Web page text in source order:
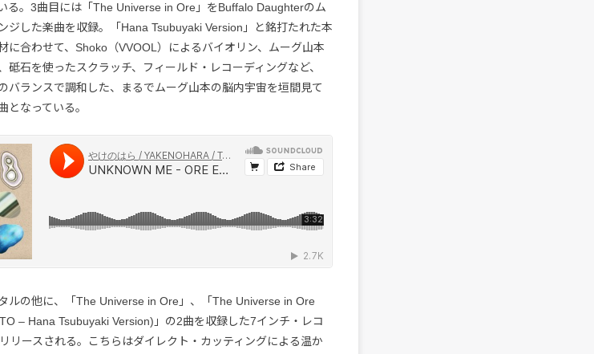
る。3曲目には「The Universe in Ore」をBuffalo Daughterのム
ジした楽曲を収録。「Hana Tsubuyaki Version」と銘打たれた本
に合わせて、Shoko（VVOOL）によるバイオリン、ムーグ山本
砥石を使ったスクラッチ、フィールド・レコーディングなど、
バランスで調和した、まるでムーグ山本の脳内宇宙を垣間見て
となっている。
ルの他に、「The Universe in Ore」、「The Universe in Ore
– Hana Tsubuyaki Version)」の2曲を収録した7インチ・レコ
リースされる。こちらはダイレクト・カッティングによる温か